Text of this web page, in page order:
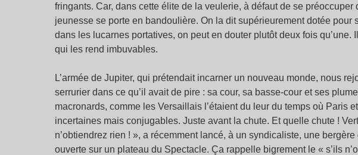
fringants. Car, dans cette élite de la veulerie, à défaut de se
jeunesse se porte en bandoulière. On la dit supérieurement dotée pour
dans les lucarnes portatives, on peut en douter plutôt deux fois
qui les rend imbuvables.
L’armée de Jupiter, qui prétendait incarner un nouveau monde, nous
serrurier dans ce qu’il avait de pire : sa cour, sa basse-cour et ses
macronards, comme les Versaillais l’étaient du leur du temps où Paris
incertaines mais conjugables. Juste avant la chute. Et quelle chute !
n’obtiendrez rien ! », a récemment lancé, à un syndicaliste, une
ouverte sur un plateau du Spectacle. Ça rappelle bigrement le « s’ils